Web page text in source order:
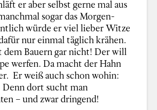
er aber selbst gerne mal aus
sogar das Morgen-
würde er viel lieber Witze
nur einmal täglich krähen.
dem Bauern gar nicht! Der will
werfen. Da macht der Hahn
Er weiß auch schon wohin:
Denn dort sucht man
– und zwar dringend!